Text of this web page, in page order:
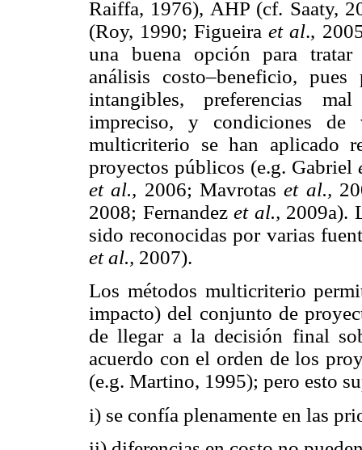
Raiffa, 1976), AHP (cf. Saaty,
(Roy, 1990; Figueiraet al.,
una buena opción para tratar
análisis costo–beneficio,
intangibles, preferencias
impreciso, y condiciones de
multicriterio se han aplicado
proyectos públicos (e.g. Gabriel
et al., 2006; Mavrotaset al.,
2008; Fernandez et al., 2009a).
sido reconocidas por varias
et al., 2007).
Los métodos multicriterio
impacto) del conjunto de
de llegar a la decisión final
acuerdo con el orden de los
(e.g. Martino, 1995); pero esto
i) se confía plenamente en las